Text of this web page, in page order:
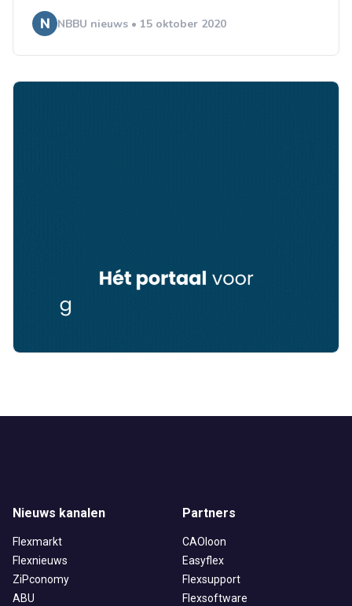
NBBU nieuws • 15 oktober 2020
Nieuws kanalen
Flexmarkt
Flexnieuws
ZiPconomy
ABU
Partners
CAOloon
Easyflex
Flexsupport
Flexsoftware